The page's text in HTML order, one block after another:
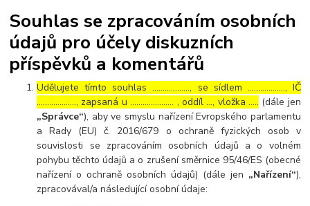
Souhlas se zpracováním osobních
údajů pro účely diskuzních
příspěvků a komentářů
Udělujete tímto souhlas ……………..., se sídlem ………………, IČ
………………., zapsaná u ………………… , oddíl …, vložka ….. (dále jen
„Správce“), aby ve smyslu nařízení Evropského parlamentu
a Rady (EU) č. 2016/679 o ochraně fyzických osob v
souvislosti se zpracováním osobních údajů a o volném
pohybu těchto údajů a o zrušení směrnice 95/46/ES (obecné
nařízení o ochraně osobních údajů) (dále jen „Nařízení“),
zpracovával/a následující osobní údaje: